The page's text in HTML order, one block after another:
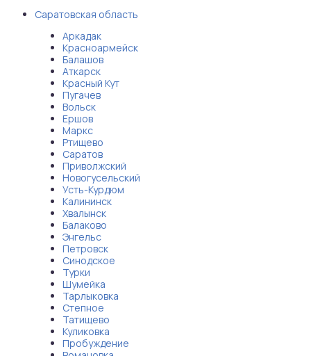
Саратовская область
Аркадак
Красноармейск
Балашов
Аткарск
Красный Кут
Пугачев
Вольск
Ершов
Маркс
Ртищево
Саратов
Приволжский
Новогусельский
Усть-Курдюм
Калининск
Хвалынск
Балаково
Энгельс
Петровск
Синодское
Турки
Шумейка
Тарлыковка
Степное
Татищево
Куликовка
Пробуждение